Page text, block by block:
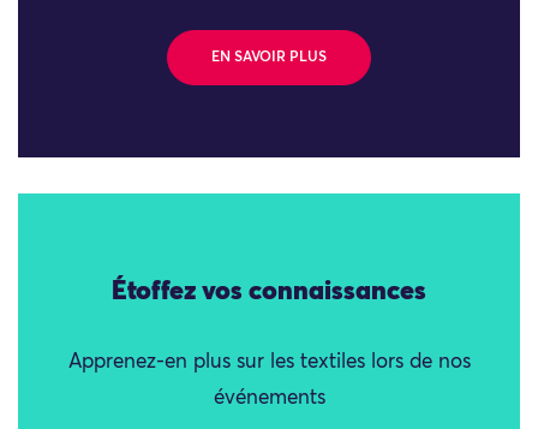
EN SAVOIR PLUS
Étoffez vos connaissances
Apprenez-en plus sur les textiles lors de nos
événements